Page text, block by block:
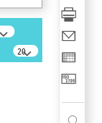
20
résultats/page